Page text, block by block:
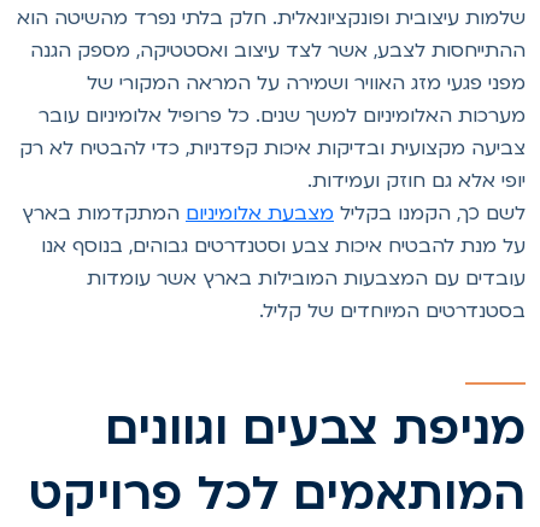
עיצובית ופונקציונאלית. חלק בלתי נפרד מהשיטה הוא
לצבע, אשר לצד עיצוב ואסטטיקה, מספק הגנה
פגעי מזג האוויר ושמירה על המראה המקורי של
האלומיניום למשך שנים. כל פרופיל אלומיניום עובר
מקצועית ובדיקות איכות קפדניות, כדי להבטיח לא רק
אלא גם חוזק ועמידות.
כך, הקמנו בקלילמצבעת אלומיניוםהמתקדמות בארץ
מנת להבטיח איכות צבע וסטנדרטים גבוהים, בנוסף אנו
עם המצבעות המובילות בארץ אשר עומדות
המיוחדים של קליל.
צבעים וגוונים
לכל פרויקט